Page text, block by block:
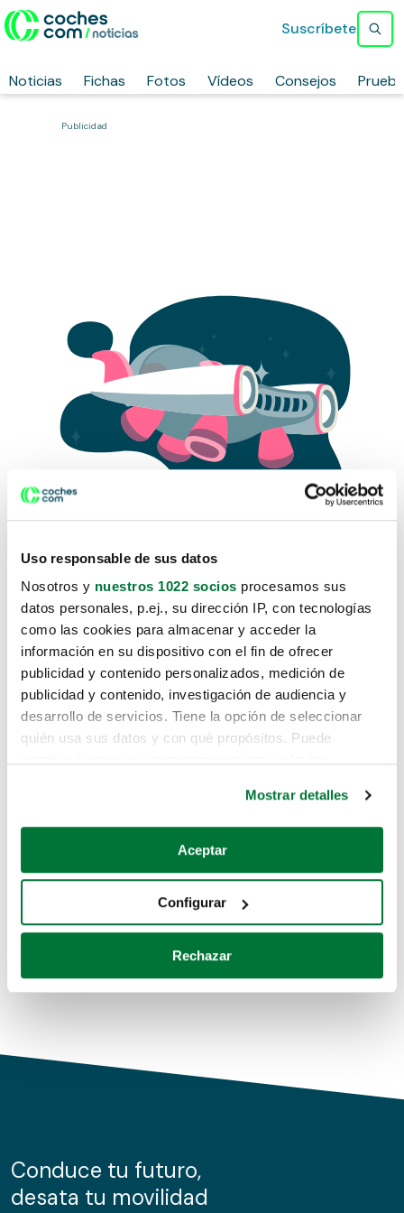
Uso responsable de sus datos
Nosotros y nuestros 1022 socios procesamos sus
datos personales, p.ej., su dirección IP, con tecnologías
como las cookies para almacenar y acceder la
información en su dispositivo con el fin de ofrecer
publicidad y contenido personalizados, medición de
publicidad y contenido, investigación de audiencia y
desarrollo de servicios. Tiene la opción de seleccionar
quién usa sus datos y con qué propósitos. Puede
Si lo permite, también quisiéramos:
Recopilar información sobre su ubicación geográfica
Identificar su dispositivo analizándolo activamente
para buscar características específicas (huellas
Obtenga más información sobre cómo se procesan sus
de cookies.
información sobre el uso que haga del sitio web con
nuestros partners de redes sociales, publicidad y análisis
Mostrar detalles
Aceptar
Configurar
Rechazar
Noticias Fichas Fotos Vídeos Consejos
Suscríbete
Publicidad
Lo sentimos, no sabemos como
te hemos traido hasta aquí.
Pero puedes encontrar el coche que estás
buscando en alguno de estos enlaces:
Coches de segunda mano
Coches de km0
Conduce tu futuro,
desata tu movilidad